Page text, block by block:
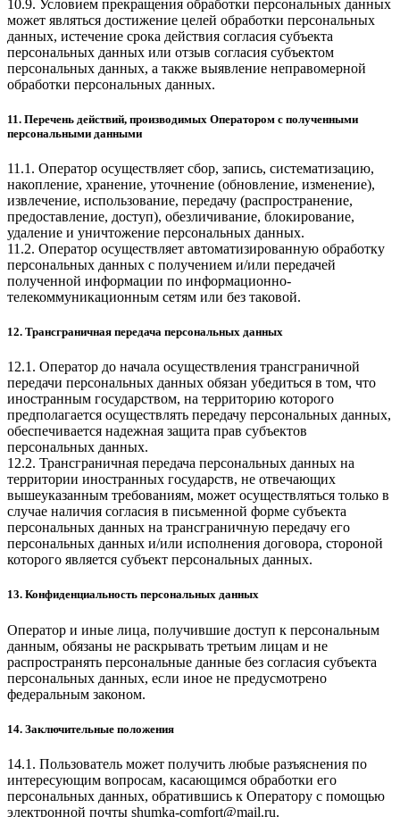
10.9. Условием прекращения обработки персональных данных
может являться достижение целей обработки персональных
данных, истечение срока действия согласия субъекта
персональных данных или отзыв согласия субъектом
персональных данных, а также выявление неправомерной
обработки персональных данных.
11. Перечень действий, производимых Оператором с полученными
персональными данными
11.1. Оператор осуществляет сбор, запись, систематизацию,
накопление, хранение, уточнение (обновление, изменение),
извлечение, использование, передачу (распространение,
предоставление, доступ), обезличивание, блокирование,
удаление и уничтожение персональных данных.
11.2. Оператор осуществляет автоматизированную обработку
персональных данных с получением и/или передачей
полученной информации по информационно-
телекоммуникационным сетям или без таковой.
12. Трансграничная передача персональных данных
12.1. Оператор до начала осуществления трансграничной
передачи персональных данных обязан убедиться в том, что
иностранным государством, на территорию которого
предполагается осуществлять передачу персональных данных,
обеспечивается надежная защита прав субъектов
персональных данных.
12.2. Трансграничная передача персональных данных на
территории иностранных государств, не отвечающих
вышеуказанным требованиям, может осуществляться только в
случае наличия согласия в письменной форме субъекта
персональных данных на трансграничную передачу его
персональных данных и/или исполнения договора, стороной
которого является субъект персональных данных.
13. Конфиденциальность персональных данных
Оператор и иные лица, получившие доступ к персональным
данным, обязаны не раскрывать третьим лицам и не
распространять персональные данные без согласия субъекта
персональных данных, если иное не предусмотрено
федеральным законом.
14. Заключительные положения
14.1. Пользователь может получить любые разъяснения по
интересующим вопросам, касающимся обработки его
персональных данных, обратившись к Оператору с помощью
электронной почты shumka-comfort@mail.ru.